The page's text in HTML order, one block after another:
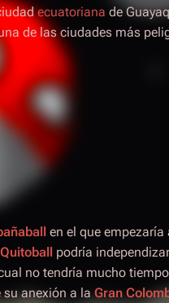
ecuatoriana de
de las ciudades más
en el que empezaría
Quitoball podría
no tendría mucho
anexión a la Gran